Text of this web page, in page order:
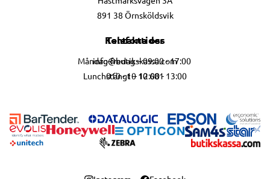
891 38 Örnsköldsvik
Kontakta oss
info@butikskassa.com
010 - 10 10 681
Telefontider
Måndag-fredag – 09:00 - 17:00
Lunchstängt – 12:00 - 13:00